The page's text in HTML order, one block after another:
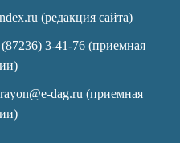
(редакция сайта)
3-41-76 (приемная
dag.ru (приемная